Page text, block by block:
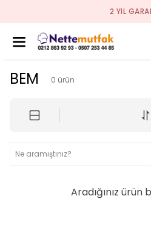
2 YIL
BEM 0 ürün
Aradığınız ürün